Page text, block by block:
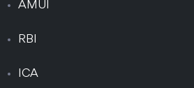
AMUI
RBI
ICA